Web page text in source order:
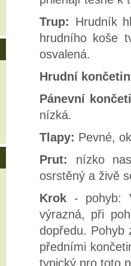
Trup: Hrudník
hrudního koše
osvalená.
Hrudní
Pánevní
nízká.
Tlapy: Pevné,
Prut: nízko
osrstěný a živě
Krok - pohyb:
výrazná, při
dopředu. Pohyb
předními
typický pro toto